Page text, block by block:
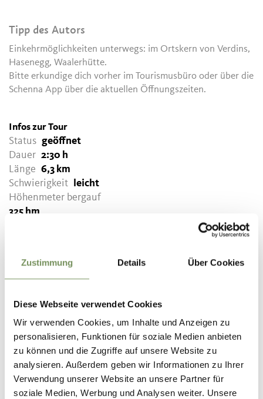
Zustimmung Details Über Cookies
Diese Webseite verwendet Cookies
Wir verwenden Cookies, um Inhalte und Anzeigen zu
personalisieren, Funktionen für soziale Medien anbieten
zu können und die Zugriffe auf unsere Website zu
analysieren. Außerdem geben wir Informationen zu Ihrer
Verwendung unserer Website an unsere Partner für
soziale Medien, Werbung und Analysen weiter. Unsere
Tipp des Autors
Einkehrmöglichkeiten unterwegs: im Ortskern von Verdins,
Hasenegg, Waalerhütte.
Bitte erkundige dich vorher im Tourismusbüro oder über die
Schenna App über die aktuellen Öffnungszeiten.
Infos zur Tour
Status geöffnet
Dauer 2:30 h
Länge 6,3 km
Schwierigkeit
leicht
Höhenmeter bergauf
325 hm
GPX-DATEN DOWNLOADEN
Tourismusverein Schenna
Erzherzog-Johann-Platz
39017 Schenna
info@schenna.com